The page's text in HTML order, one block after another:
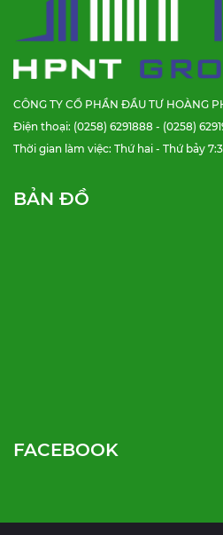
CÔNG TY CỔ PHẦN ĐẦU TƯ HOÀNG
Điện thoại: (0258) 6291888 - (0258)
Thời gian làm việc: Thứ hai - Thứ bảy
BẢN ĐỒ
FACEBOOK